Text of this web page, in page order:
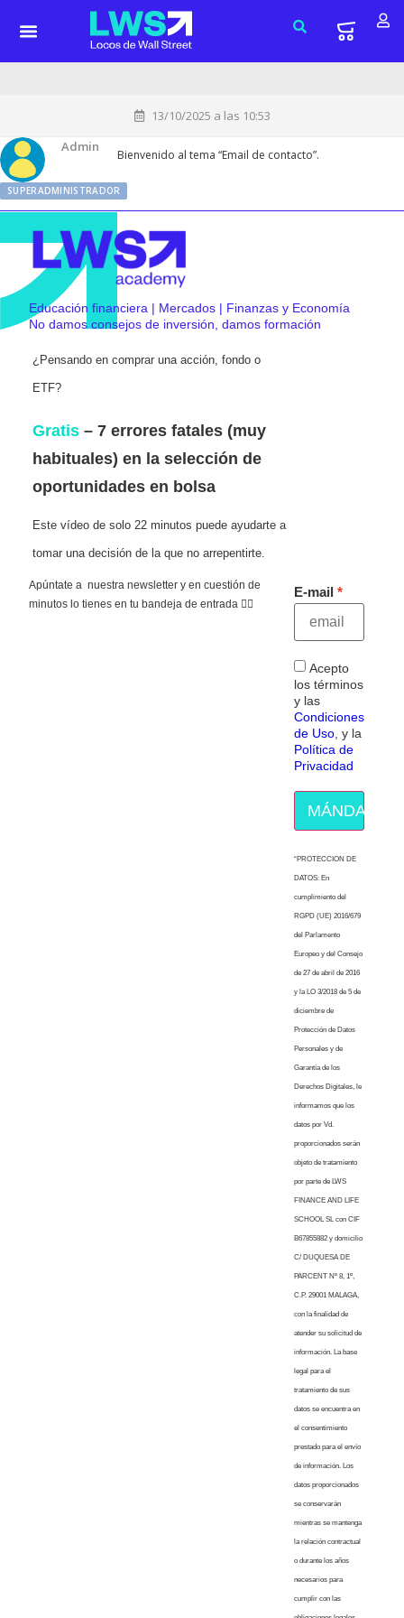
13/10/2025 a las 10:53
Admin
SUPERADMINISTRADOR
Bienvenido al tema “Email de contacto”.
Educación financiera | Mercados | Finanzas y Economía
No damos consejos de inversión, damos formación
¿Pensando en comprar una acción, fondo o
ETF?
Gratis – 7 errores fatales (muy
habituales) en la selección de
oportunidades en bolsa
Este vídeo de solo 22 minutos puede ayudarte a
tomar una decisión de la que no arrepentirte.
Apúntate a nuestra newsletter y en cuestión de
minutos lo tienes en tu bandeja de entrada 👇🏻
E-mail
Acepto
los términos
y las
Condiciones
de Uso, y la
Política de
Privacidad
MÁNDAME
“PROTECCION DE
DATOS: En
cumplimiento del
RGPD (UE) 2016/679
del Parlamento
Europeo y del Consejo
de 27 de abril de 2016
y la LO 3/2018 de 5 de
diciembre de
Protección de Datos
Personales y de
Garantía de los
Derechos Digitales, le
informamos que los
datos por Vd.
proporcionados serán
objeto de tratamiento
por parte de LWS
FINANCE AND LIFE
SCHOOL SL con CIF
B67855882 y domicilio
C/ DUQUESA DE
PARCENT Nº 8, 1º,
C.P. 29001 MALAGA,
con la finalidad de
atender su solicitud de
información. La base
legal para el
tratamiento de sus
datos se encuentra en
el consentimiento
prestado para el envío
de información. Los
datos proporcionados
se conservarán
mientras se mantenga
la relación contractual
o durante los años
necesarios para
cumplir con las